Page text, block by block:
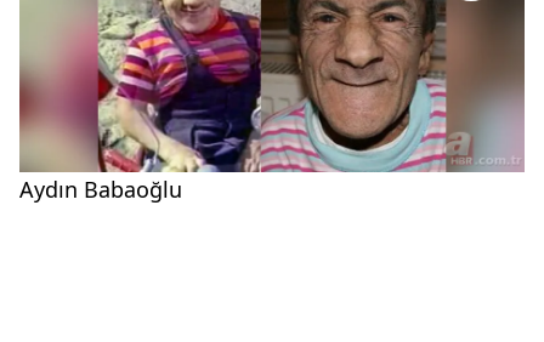
Aydın Babaoğlu